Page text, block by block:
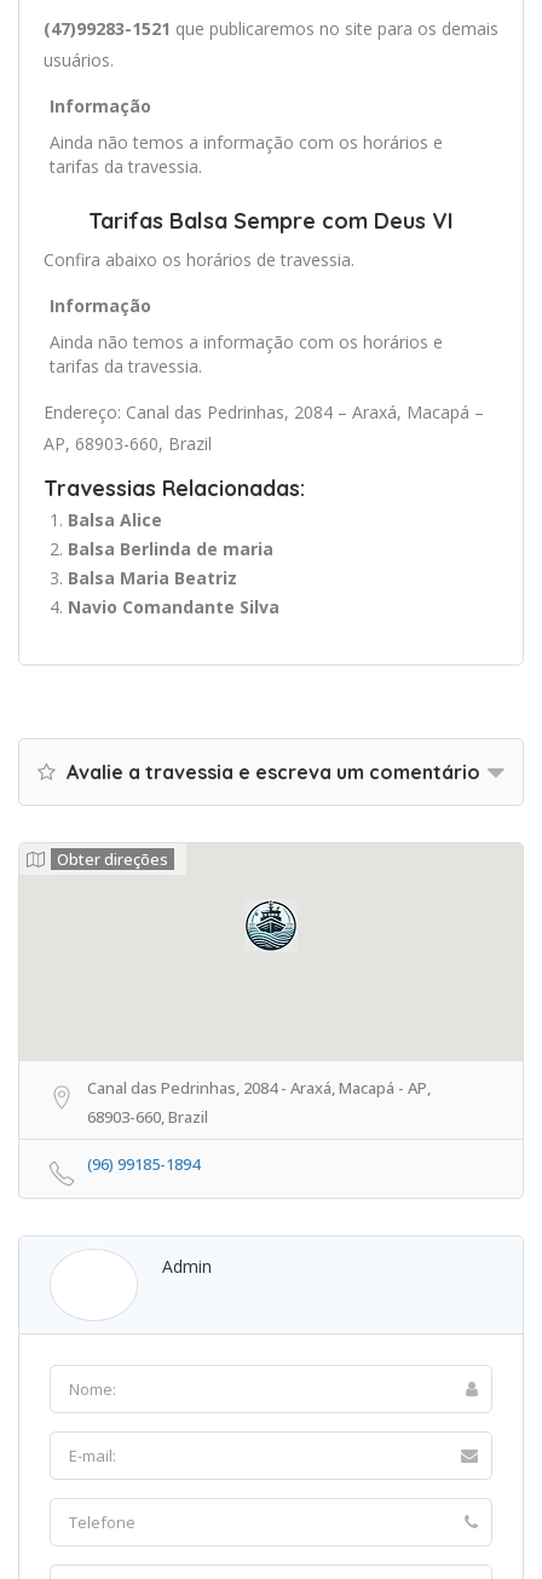
(47)99283-1521 que publicaremos no site para os demais
usuários.
Informação
Ainda não temos a informação com os horários e
tarifas da travessia.
Tarifas Balsa Sempre com Deus VI
Confira abaixo os horários de travessia.
Informação
Ainda não temos a informação com os horários e
tarifas da travessia.
Endereço: Canal das Pedrinhas, 2084 – Araxá, Macapá –
AP, 68903-660, Brazil
Travessias Relacionadas:
Balsa Alice
Balsa Berlinda de maria
Balsa Maria Beatriz
Navio Comandante Silva
Avalie a travessia e escreva um comentário
Obter direções
Canal das Pedrinhas, 2084 - Araxá, Macapá - AP,
68903-660, Brazil
(96) 99185-1894
Admin